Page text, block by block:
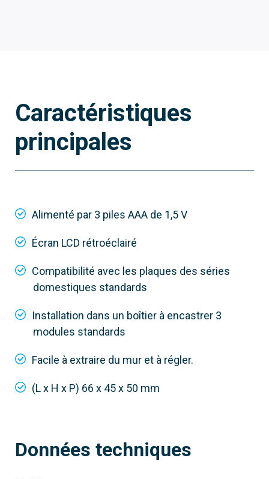
Caractéristiques
principales
Alimenté par 3 piles AAA de 1,5 V
Écran LCD rétroéclairé
Compatibilité avec les plaques des séries
domestiques standards
Installation dans un boîtier à encastrer 3
modules standards
Facile à extraire du mur et à régler.
(L x H x P) 66 x 45 x 50 mm
Données techniques